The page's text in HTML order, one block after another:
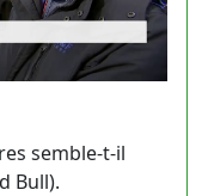
semble-t-il
Bull).